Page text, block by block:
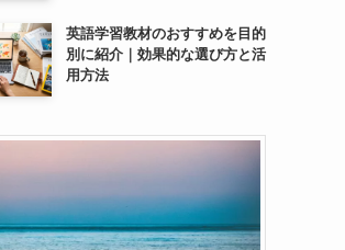
英語学習教材のおすすめを目的
別に紹介｜効果的な選び方と活
用方法